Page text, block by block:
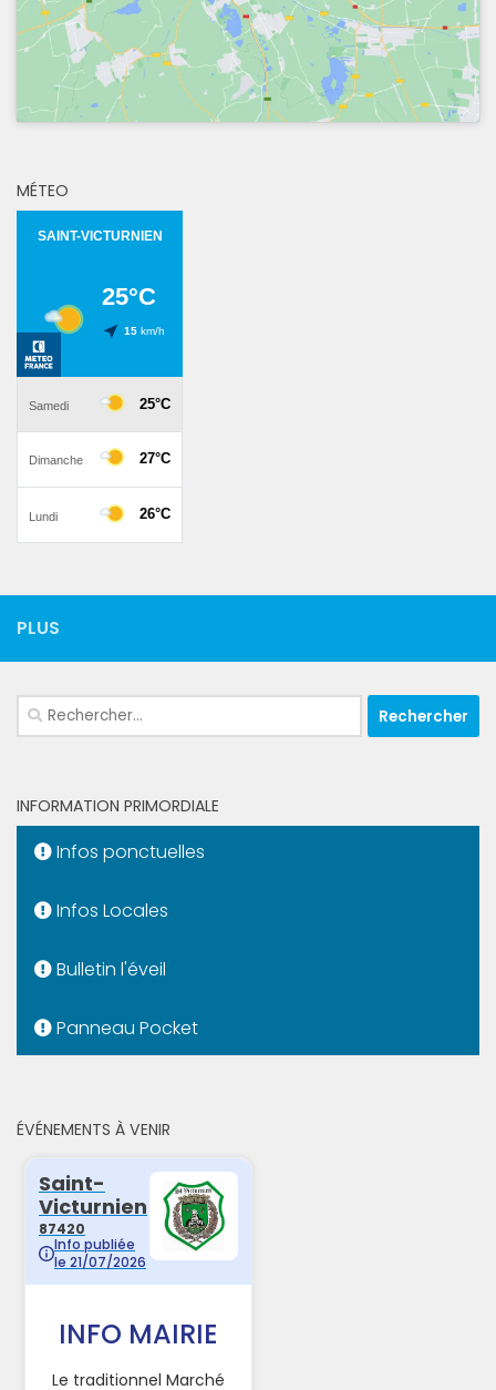
MÉTEO
PLUS
Rechercher :
INFORMATION PRIMORDIALE
Infos ponctuelles
Infos Locales
Bulletin l'éveil
Panneau Pocket
ÉVÉNEMENTS À VENIR